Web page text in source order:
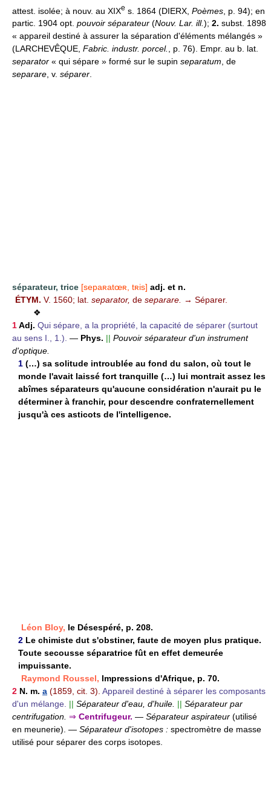
attest. isolée; à nouv. au XIXe s. 1864 (DIERX, Poèmes , p. 94); en
partic. 1904 opt. pouvoir séparateur (Nouv. Lar. ill.); 2. subst. 1898
« appareil destiné à assurer la séparation d'éléments mélangés »
(LARCHEVÊQUE, Fabric. industr. porcel., p. 76). Empr. au b. lat.
separator « qui sépare » formé sur le supin separatum, de
separare, v. séparer.
séparateur, trice [sepaʀatœʀ, tʀis] adj. et n.
ÉTYM. V. 1560; lat. separator, de separare. → Séparer.
❖
1Adj. Qui sépare, a la propriété, la capacité de séparer (surtout
au sens I., 1.). — Phys. || Pouvoir séparateur d'un instrument
d'optique.
1 (…) sa solitude introublée au fond du salon, où tout le
monde l'avait laissé fort tranquille (…) lui montrait assez les
abîmes séparateurs qu'aucune considération n'aurait pu le
déterminer à franchir, pour descendre confraternellement
jusqu'à ces asticots de l'intelligence.
Léon Bloy, le Désespéré, p. 208.
2 Le chimiste dut s'obstiner, faute de moyen plus pratique.
Toute secousse séparatrice fût en effet demeurée
impuissante.
Raymond Roussel, Impressions d'Afrique, p. 70.
2 N. m. a (1859, cit. 3). Appareil destiné à séparer les composants
d'un mélange. || Séparateur d'eau, d'huile. || Séparateur par
centrifugation. ⇒ Centrifugeur. — Séparateur aspirateur (utilisé
en meunerie). — Séparateur d'isotopes : spectromètre de masse
utilisé pour séparer des corps isotopes.